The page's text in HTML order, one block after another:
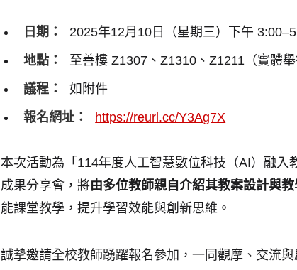
日期：
2025年12月10日（星期三）下午
地點：
至善樓 Z1307、Z1310、Z1211（實體
議程：
如附件
報名網址：
https://reurl.cc/Y3Ag7X
本次活動為「114年度人工智慧數位科技（AI）融入
成果分享會，將由多位教師親自介紹其教案設計與教
能課堂教學，提升學習效能與創新思維。
誠摯邀請全校教師踴躍報名參加，一同觀摩、交流